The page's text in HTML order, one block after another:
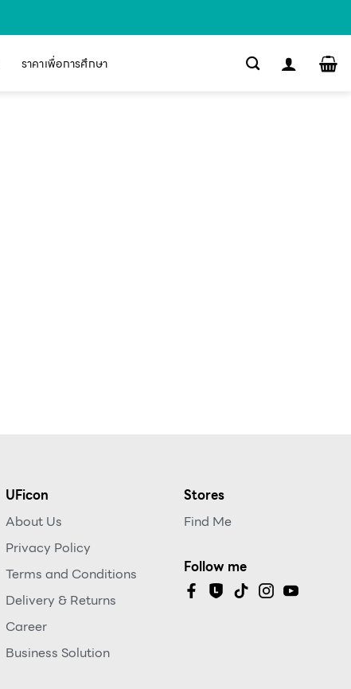
ราคาเพื่อการศึกษา
UFicon
About Us
Privacy Policy
Terms and Conditions
Delivery & Returns
Career
Business Solution
Stores
Find Me
Follow me